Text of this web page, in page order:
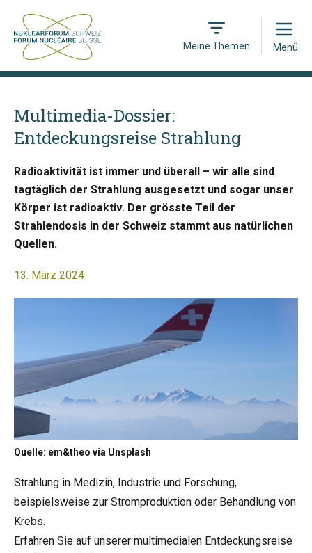
Meine Themen
Open
Menü
Multimedia-Dossier:
Entdeckungsreise Strahlung
Radioaktivität ist immer und überall – wir alle sind
tagtäglich der Strahlung ausgesetzt und sogar unser
Körper ist radioaktiv. Der grösste Teil der
Strahlendosis in der Schweiz stammt aus natürlichen
Quellen.
13. März 2024
Quelle: em&theo via Unsplash
Strahlung in Medizin, Industrie und Forschung,
beispielsweise zur Stromproduktion oder Behandlung von
Krebs.
Erfahren Sie auf unserer multimedialen Entdeckungsreise